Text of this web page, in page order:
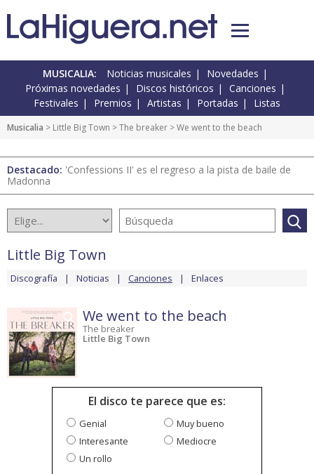
MUSICALIA: Noticias musicales
Novedades
Próximas novedades
Discos históricos
Canciones
Festivales
Premios Artistas Portadas Listas
Musicalia > Little Big Town >The breaker > We went to the beach
Destacado: 'Confessions II' es el regreso a la pista de baile de
Madonna
Little Big Town
Discografía Noticias Canciones Enlaces
We went to the beach
The breaker
Little Big Town
El disco te parece que es:
Genial
Muy bueno
Interesante
Mediocre
Un rollo